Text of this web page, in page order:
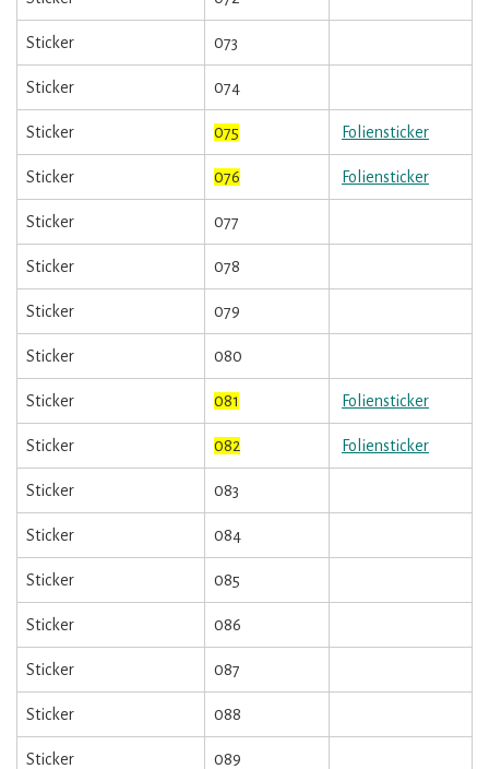
Sticker 073
Sticker 074
Sticker 075 Foliensticker
Sticker 076 Foliensticker
Sticker 077
Sticker 078
Sticker 079
Sticker 080
Sticker 081 Foliensticker
Sticker 082 Foliensticker
Sticker 083
Sticker 084
Sticker 085
Sticker 086
Sticker 087
Sticker 088
Sticker 089